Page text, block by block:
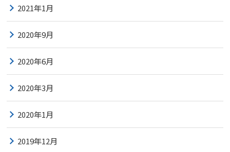
2021年1月
2020年9月
2020年6月
2020年3月
2020年1月
2019年12月